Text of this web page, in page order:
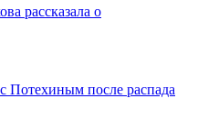
рассказала о
Потехиным после распада